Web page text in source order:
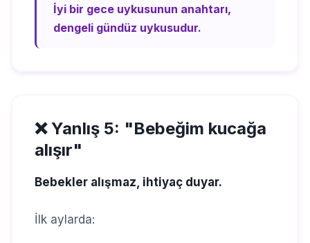
İyi bir gece uykusunun anahtarı,
dengeli gündüz uykusudur.
❌ Yanlış 5: "Bebeğim kucağa
alışır"
Bebekler alışmaz, ihtiyaç duyar.
İlk aylarda: